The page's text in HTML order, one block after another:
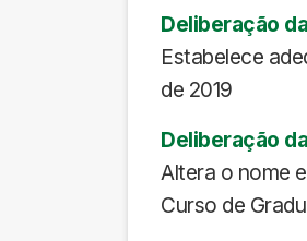
Deliberação
Estabelece
de 2019
Deliberação
Altera o nome
Curso de